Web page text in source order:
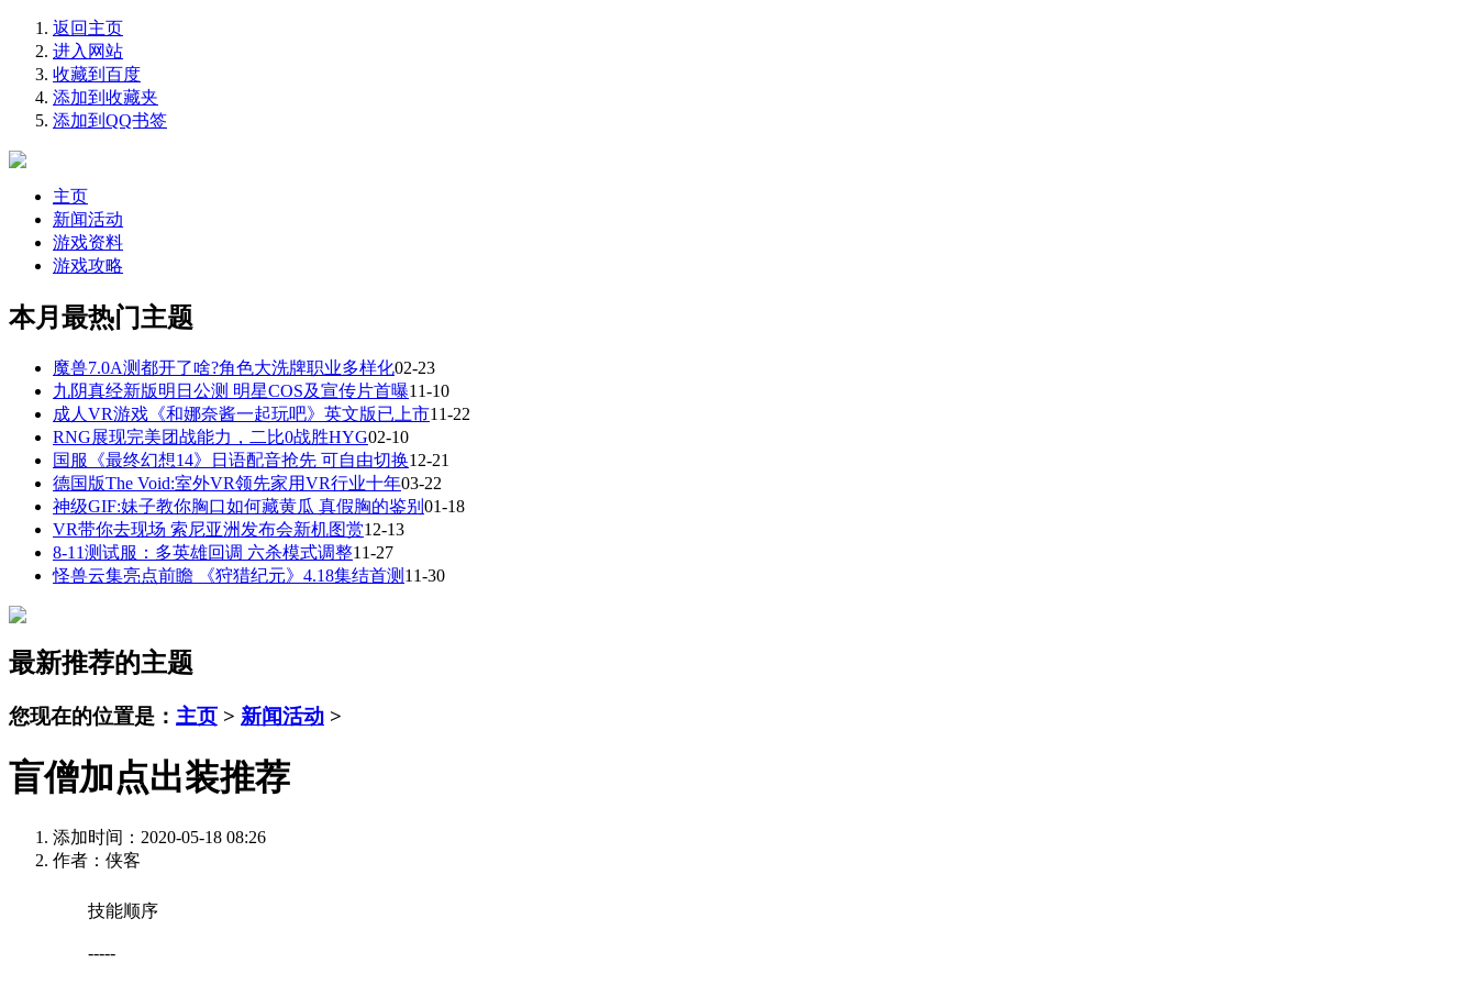
返回主页
进入网站
收藏到百度
添加到收藏夹
添加到QQ书签
主页
新闻活动
游戏资料
游戏攻略
本月最热门主题
魔兽7.0A测都开了啥?角色大洗牌职业多样化02-23
九阴真经新版明日公测 明星COS及宣传片首曝11-10
成人VR游戏《和娜奈酱一起玩吧》英文版已上市11-22
RNG展现完美团战能力，二比0战胜HYG02-10
国服《最终幻想14》日语配音抢先 可自由切换12-21
德国版The Void:室外VR领先家用VR行业十年03-22
神级GIF:妹子教你胸口如何藏黄瓜 真假胸的鉴别 01-18
VR带你去现场 索尼亚洲发布会新机图赏12-13
8-11测试服：多英雄回调 六杀模式调整11-27
怪兽云集亮点前瞻 《狩猎纪元》4.18集结首测 11-30
最新推荐的主题
您现在的位置是： 主页 > 新闻活动 >
盲僧加点出装推荐
添加时间：2020-05-18 08:26
作者：侠客
技能顺序
-----